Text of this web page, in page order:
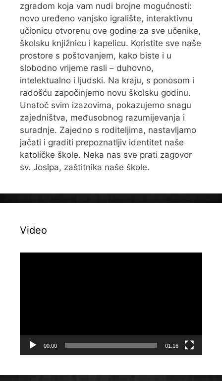
zgradom koja vam nudi brojne mogućnosti:
novo uređeno vanjsko igralište, interaktivnu
učionicu otvorenu ove godine za sve učenike,
školsku knjižnicu i kapelicu. Koristite sve naše
prostore s poštovanjem, kako biste i u
slobodno vrijeme rasli – duhovno,
intelektualno i ljudski. Na kraju, s ponosom i
radošću započinjemo novu školsku godinu.
Unatoč svim izazovima, pokazujemo snagu
zajedništva, međusobnog razumijevanja i
suradnje. Zajedno s roditeljima, nastavljamo
jačati i graditi prepoznatljiv identitet naše
katoličke škole. Neka nas sve prati zagovor
sv. Josipa, zaštitnika naše škole.
Video
00:00 01:16